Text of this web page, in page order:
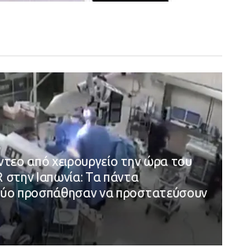
από χειρουργείο την ώρα του
στην Ιαπωνία: Τα πάντα
προσπάθησαν να προστατεύσουν